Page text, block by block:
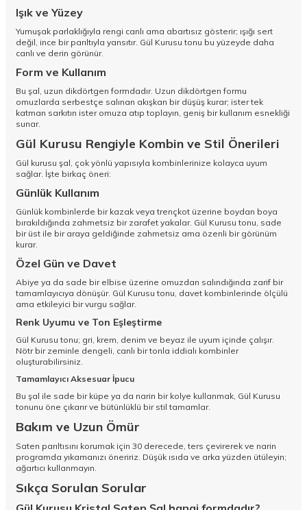
Işık ve Yüzey
Yumuşak parlaklığıyla rengi canlı ama abartısız gösterir; ışığı sert
değil, ince bir parıltıyla yansıtır. Gül Kurusu tonu bu yüzeyde daha
canlı ve derin görünür.
Form ve Kullanım
Bu şal, uzun dikdörtgen formdadır. Uzun dikdörtgen formu
omuzlarda serbestçe salınan akışkan bir düşüş kurar; ister tek
katman sarkıtın ister omuza atıp toplayın, geniş bir kullanım esnekliği
sunar.
Gül Kurusu Rengiyle Kombin ve Stil Önerileri
Gül kurusu şal, çok yönlü yapısıyla kombinlerinize kolayca uyum
sağlar. İşte birkaç öneri:
Günlük Kullanım
Günlük kombinlerde bir kazak veya trençkot üzerine boydan boya
bırakıldığında zahmetsiz bir zarafet yakalar. Gül Kurusu tonu, sade
bir üst ile bir araya geldiğinde zahmetsiz ama özenli bir görünüm
kurar.
Özel Gün ve Davet
Abiye ya da sade bir elbise üzerine omuzdan salındığında zarif bir
tamamlayıcıya dönüşür. Gül Kurusu tonu, davet kombinlerinde ölçülü
ama etkileyici bir vurgu sağlar.
Renk Uyumu ve Ton Eşleştirme
Gül Kurusu tonu; gri, krem, denim ve beyaz ile uyum içinde çalışır.
Nötr bir zeminle dengeli, canlı bir tonla iddialı kombinler
oluşturabilirsiniz.
Tamamlayıcı Aksesuar İpucu
Bu şal ile sade bir küpe ya da narin bir kolye kullanmak, Gül Kurusu
tonunu öne çıkarır ve bütünlüklü bir stil tamamlar.
Bakım ve Uzun Ömür
Saten parıltısını korumak için 30 derecede, ters çevirerek ve narin
programda yıkamanızı öneririz. Düşük ısıda ve arka yüzden ütüleyin;
ağartıcı kullanmayın.
Sıkça Sorulan Sorular